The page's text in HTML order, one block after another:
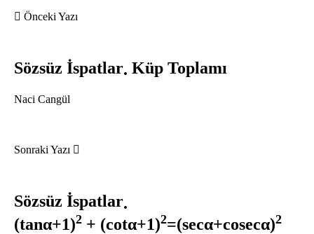
Önceki Yazı
Sözsüz İspatlar Küp Toplamı
Naci Cangül
Sonraki Yazı
Sözsüz İspatlar
(tanα+1)2 + (cotα+1)2=(secα+cosecα)2